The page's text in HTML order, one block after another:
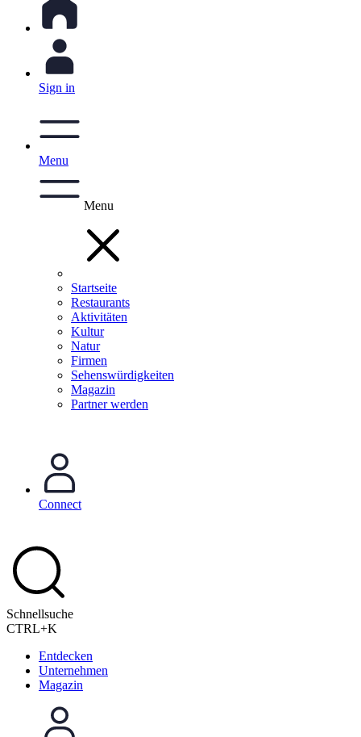
Sign in
Menu
Menu
Startseite
Restaurants
Aktivitäten
Kultur
Natur
Firmen
Sehenswürdigkeiten
Magazin
Partner werden
Connect
Schnellsuche
CTRL+K
Entdecken
Unternehmen
Magazin